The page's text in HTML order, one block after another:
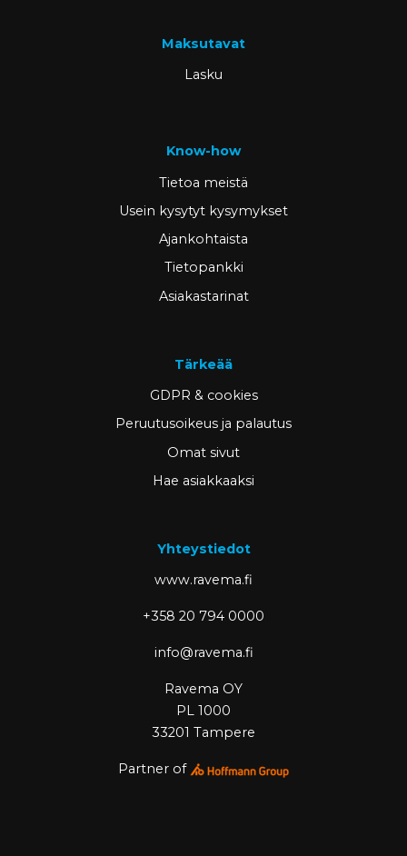
Maksutavat
Lasku
Know-how
Tietoa meistä
Usein kysytyt kysymykset
Ajankohtaista
Tietopankki
Asiakastarinat
Tärkeää
GDPR & cookies
Peruutusoikeus ja palautus
Omat sivut
Hae asiakkaaksi
Yhteystiedot
www.ravema.fi
+358 20 794 0000
info@ravema.fi
Ravema OY
PL 1000
33201 Tampere
Partner of